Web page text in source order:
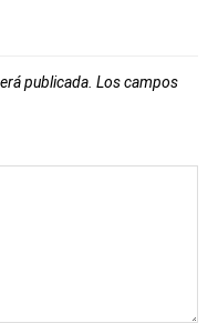
publicada. Los campos